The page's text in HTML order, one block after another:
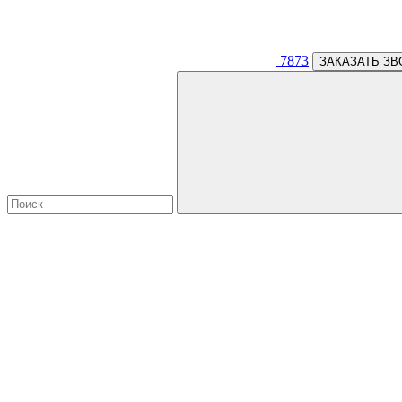
7873 ЗАКАЗАТЬ